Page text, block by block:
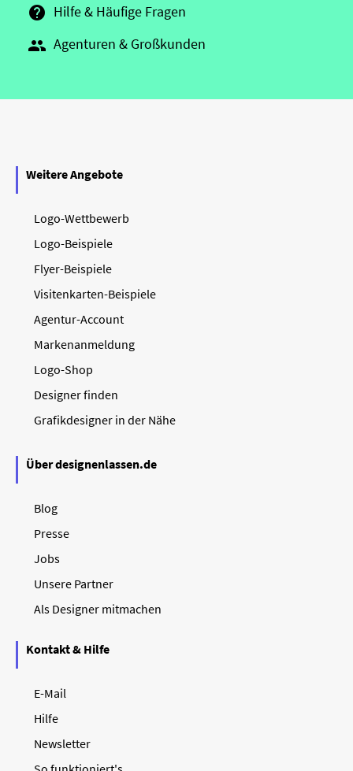
 Hilfe & Häufige Fragen
 Agenturen & Großkunden
Weitere Angebote
Logo-Wettbewerb
Logo-Beispiele
Flyer-Beispiele
Visitenkarten-Beispiele
Agentur-Account
Markenanmeldung
Logo-Shop
Designer finden
Grafikdesigner in der Nähe
Über designenlassen.de
Blog
Presse
Jobs
Unsere Partner
Als Designer mitmachen
Kontakt & Hilfe
E-Mail
Hilfe
Newsletter